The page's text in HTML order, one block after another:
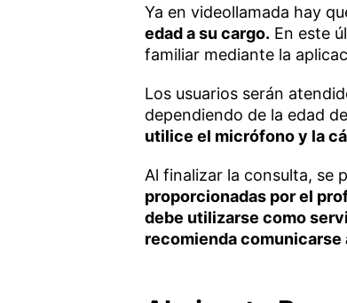
Ya en videollamada hay
edad a su cargo. En este
familiar mediante la
Los usuarios serán
dependiendo de la edad
utilice el micrófono y la
Al finalizar la consulta, se
proporcionadas por el
debe utilizarse como
recomienda comunicarse